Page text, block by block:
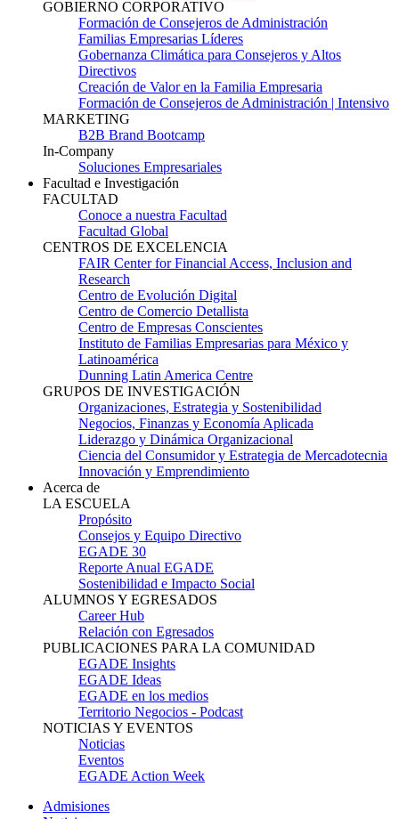
GOBIERNO CORPORATIVO
Formación de Consejeros de Administración
Familias Empresarias Líderes
Gobernanza Climática para Consejeros y Altos
Directivos
Creación de Valor en la Familia Empresaria
Formación de Consejeros de Administración | Intensivo
MARKETING
B2B Brand Bootcamp
In-Company
Soluciones Empresariales
Facultad e Investigación
FACULTAD
Conoce a nuestra Facultad
Facultad Global
CENTROS DE EXCELENCIA
FAIR Center for Financial Access, Inclusion and
Research
Centro de Evolución Digital
Centro de Comercio Detallista
Centro de Empresas Conscientes
Instituto de Familias Empresarias para México y
Latinoamérica
Dunning Latin America Centre
GRUPOS DE INVESTIGACIÓN
Organizaciones, Estrategia y Sostenibilidad
Negocios, Finanzas y Economía Aplicada
Liderazgo y Dinámica Organizacional
Ciencia del Consumidor y Estrategia de Mercadotecnia
Innovación y Emprendimiento
Acerca de
LA ESCUELA
Propósito
Consejos y Equipo Directivo
EGADE 30
Reporte Anual EGADE
Sostenibilidad e Impacto Social
ALUMNOS Y EGRESADOS
Career Hub
Relación con Egresados
PUBLICACIONES PARA LA COMUNIDAD
EGADE Insights
EGADE Ideas
EGADE en los medios
Territorio Negocios - Podcast
NOTICIAS Y EVENTOS
Noticias
Eventos
EGADE Action Week
Admisiones